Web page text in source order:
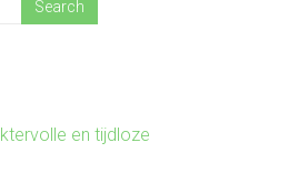
en tijdloze